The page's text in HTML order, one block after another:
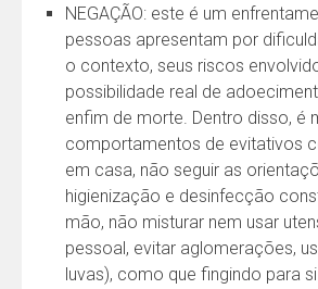
NEGAÇÃO: este é um
pessoas apresentam por
o contexto, seus riscos
possibilidade real de
enfim de morte. Dentro disso, é
comportamentos de evitativos
em casa, não seguir as
higienização e desinfecção
mão, não misturar nem usar
pessoal, evitar aglomerações,
luvas), como que fingindo para